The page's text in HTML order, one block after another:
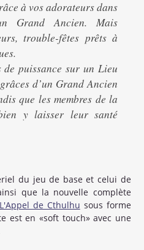
à vos adorateurs dans
Grand Ancien. Mais
trouble-fêtes prêts à
puissance sur un Lieu
d’un Grand Ancien
que les membres de la
y laisser leur santé
du jeu de base et celui de
que la nouvelle complète
L'Appel de Cthulhu sous forme
est en «soft touch» avec une